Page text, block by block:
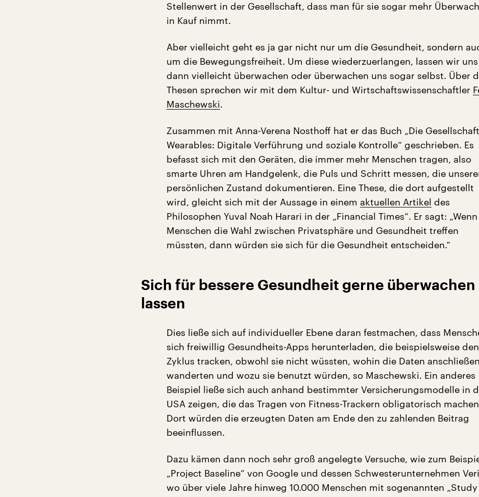
Stellenwert in der Gesellschaft, dass man für sie sogar mehr
in Kauf nimmt.
Aber vielleicht geht es ja gar nicht nur um die Gesundheit, sondern
um die Bewegungsfreiheit. Um diese wiederzuerlangen, lassen wir uns
dann vielleicht überwachen oder überwachen uns sogar selbst. Über
Thesen sprechen wir mit dem Kultur- und Wirtschaftswissenschaftler
Maschewski.
Zusammen mit Anna-Verena Nosthoff hat er das Buch „Die
Wearables: Digitale Verführung und soziale Kontrolle“ geschrieben. Es
befasst sich mit den Geräten, die immer mehr Menschen tragen, also
smarte Uhren am Handgelenk, die Puls und Schritt messen, die
persönlichen Zustand dokumentieren. Eine These, die dort aufgestellt
wird, gleicht sich mit der Aussage in einem aktuellen Artikel des
Philosophen Yuval Noah Harari in der „Financial Times“. Er sagt: „Wenn
Menschen die Wahl zwischen Privatsphäre und Gesundheit treffen
müssten, dann würden sie sich für die Gesundheit entscheiden.“
Sich für bessere Gesundheit gerne überwachen
lassen
Dies ließe sich auf individueller Ebene daran festmachen, dass
sich freiwillig Gesundheits-Apps herunterladen, die beispielsweise den
Zyklus tracken, obwohl sie nicht wüssten, wohin die Daten
wanderten und wozu sie benutzt würden, so Maschewski. Ein anderes
Beispiel ließe sich auch anhand bestimmter Versicherungsmodelle in
USA zeigen, die das Tragen von Fitness-Trackern obligatorisch
Dort würden die erzeugten Daten am Ende den zu zahlenden Beitrag
beeinflussen.
Dazu kämen dann noch sehr groß angelegte Versuche, wie zum
„Project Baseline“ von Google und dessen Schwesterunternehmen
wo über viele Jahre hinweg 10.000 Menschen mit sogenannten „Study